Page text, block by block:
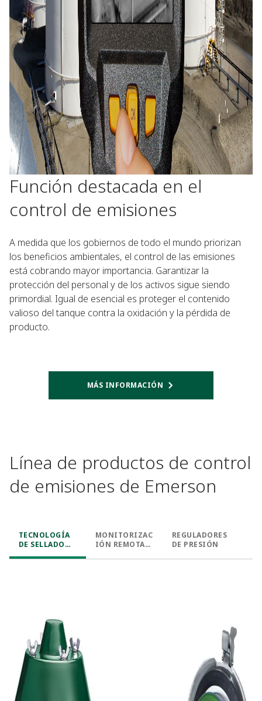
Función destacada en el
control de emisiones
A medida que los gobiernos de todo el mundo priorizan
los beneficios ambientales, el control de las emisiones
está cobrando mayor importancia. Garantizar la
protección del personal y de los activos sigue siendo
primordial. Igual de esencial es proteger el contenido
valioso del tanque contra la oxidación y la pérdida de
producto.
MÁS INFORMACIÓN
Línea de productos de control
de emisiones de Emerson
TECNOLOGÍA
DE SELLADO
MONITORIZAC
IÓN REMOTA
REGULADORES
DE PRESIÓN